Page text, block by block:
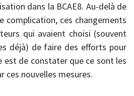
dans la BCAE8. Au-delà de
complication, ces changements
qui avaient choisi (souvent
déjà) de faire des efforts pour
est de constater que ce sont les
ces nouvelles mesures.